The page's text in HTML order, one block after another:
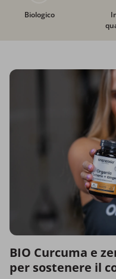
Biologico
BIO Curcuma e
per sostenere il